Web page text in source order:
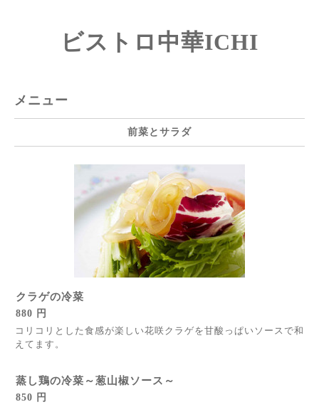
ビストロ中華ICHI
メニュー
前菜とサラダ
クラゲの冷菜
880 円
コリコリとした食感が楽しい花咲クラゲを甘酸っぱいソースで和
えてます。
蒸し鶏の冷菜～葱山椒ソース～
850 円